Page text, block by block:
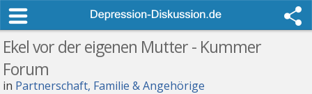
Ekel vor der eigenen Mutter - Kummer
Forum
in Partnerschaft, Familie & Angehörige